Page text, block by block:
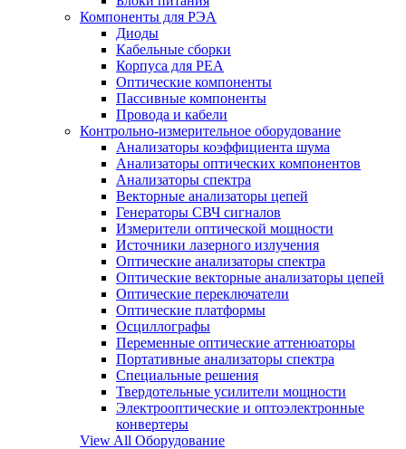
Компоненты для РЭА
Диоды
Кабельные сборки
Корпуса для РЕА
Оптические компоненты
Пассивные компоненты
Провода и кабели
Контрольно-измерительное оборудование
Анализаторы коэффициента шума
Анализаторы оптических компонентов
Анализаторы спектра
Векторные анализаторы цепей
Генераторы СВЧ сигналов
Измерители оптической мощности
Источники лазерного излучения
Оптические анализаторы спектра
Оптические векторные анализаторы цепей
Оптические переключатели
Оптические платформы
Осциллографы
Переменные оптические аттенюаторы
Портативные анализаторы спектра
Специальные решения
Твердотельные усилители мощности
Электрооптические и оптоэлектронные
конвертеры
View All Оборудование